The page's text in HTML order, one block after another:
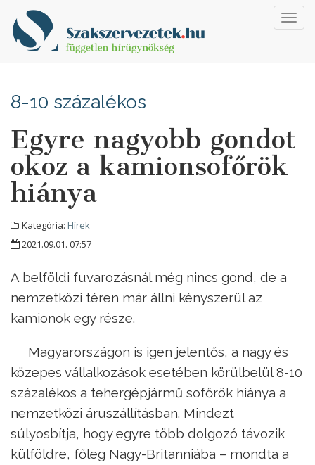
8-10 százalékos
Egyre nagyobb gondot
okoz a kamionsofőrök
hiánya
Kategória: Hírek
2021.09.01. 07:57
A belföldi fuvarozásnál még nincs gond, de a
nemzetközi téren már állni kényszerül az
kamionok egy része.
Magyarországon is igen jelentős, a nagy és
közepes vállalkozások esetében körülbelül 8-10
százalékos a tehergépjármű sofőrök hiánya a
nemzetközi áruszállításban. Mindezt
súlyosbítja, hogy egyre több dolgozó távozik
külföldre, főleg Nagy-Britanniába – mondta a